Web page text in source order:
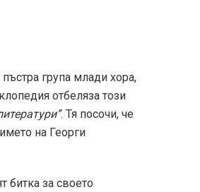
група млади хора,
отбеляза този
. Тя посочи, че
на Георги
битка за своето